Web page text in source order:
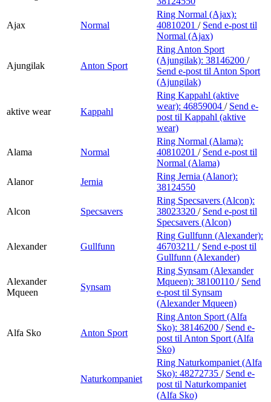
Ajax Normal
Ring Normal (Ajax):
40810201 / Send e-post til
Normal (Ajax)
Ajungilak Anton Sport
Ring Anton Sport
(Ajungilak): 38146200 /
Send e-post til Anton Sport
(Ajungilak)
aktive wear Kappahl
Ring Kappahl (aktive
wear): 46859004 / Send e-
post til Kappahl (aktive
wear)
Alama Normal
Ring Normal (Alama):
40810201 / Send e-post til
Normal (Alama)
Alanor
Jernia
Ring Jernia (Alanor):
38124550
Alcon Specsavers
Ring Specsavers (Alcon):
38023320 / Send e-post til
Specsavers (Alcon)
Alexander Gullfunn
Ring Gullfunn (Alexander):
46703211 / Send e-post til
Gullfunn (Alexander)
Alexander
Mqueen
Synsam
Ring Synsam (Alexander
Mqueen): 38100110 / Send
e-post til Synsam
(Alexander Mqueen)
Alfa Sko Anton Sport
Ring Anton Sport (Alfa
Sko): 38146200 / Send e-
post til Anton Sport (Alfa
Sko)
Naturkompaniet
Ring Naturkompaniet (Alfa
Sko): 48272735 / Send e-
post til Naturkompaniet
(Alfa Sko)